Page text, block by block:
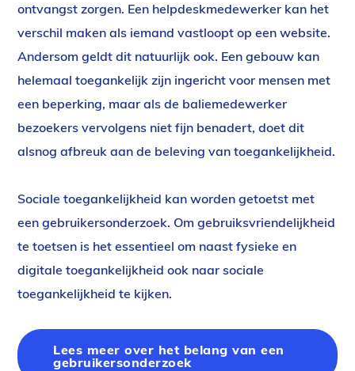
ontvangst zorgen. Een helpdeskmedewerker kan het
verschil maken als iemand vastloopt op een website.
Andersom geldt dit natuurlijk ook. Een gebouw kan
helemaal toegankelijk zijn ingericht voor mensen met
een beperking, maar als de baliemedewerker
bezoekers vervolgens niet fijn benadert, doet dit
alsnog afbreuk aan de beleving van toegankelijkheid.
Sociale toegankelijkheid kan worden getoetst met
een gebruikersonderzoek. Om gebruiksvriendelijkheid
te toetsen is het essentieel om naast fysieke en
digitale toegankelijkheid ook naar sociale
toegankelijkheid te kijken.
Lees meer over het belang van een
gebruikersonderzoek